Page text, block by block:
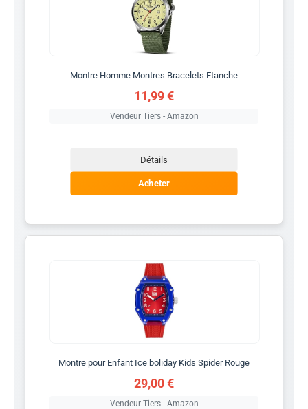
Montre Homme Montres Bracelets Etanche
11,99 €
Vendeur Tiers - Amazon
Détails
Acheter
Montre pour Enfant Ice boliday Kids Spider Rouge
29,00 €
Vendeur Tiers - Amazon